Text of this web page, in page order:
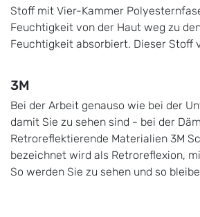
Stoff mit Vier-Kammer
Feuchtigkeit von der Haut weg zu
Feuchtigkeit absorbiert. Dieser Stoff
3M
Bei der Arbeit genauso wie bei der
damit Sie zu sehen sind - bei der
Retroreflektierende Materialien 3M
bezeichnet wird als Retroreflexion,
So werden Sie zu sehen und so